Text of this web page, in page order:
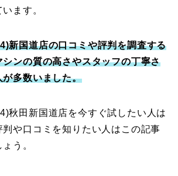
ます。
新国道店の口コミや評判を調査する
ンの質の高さやスタッフの丁寧さ
多数いました。
秋田新国道店を今すぐ試したい人は
や口コミを知りたい人はこの記事
う。